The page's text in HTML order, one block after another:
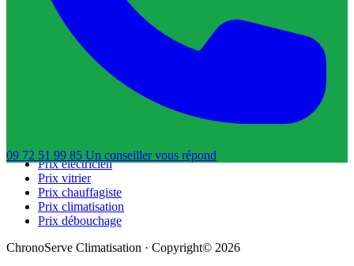
09 72 51 99 85 Un conseillervous répond
Trouver un vitrier
Trouver un chauffagiste
Trouver un dératiseur
Trouver un déboucheur de canalisation
Trouver un réparateur de volets roulants
Prix serrurier
Prix électricien
Prix vitrier
Prix chauffagiste
Prix climatisation
Prix débouchage
ChronoServe Climatisation · Copyright© 2026